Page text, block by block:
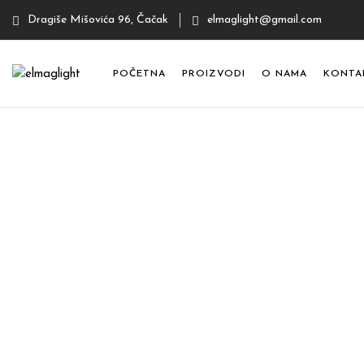
Dragiše Mišovića 96, Čačak elmaglight@gmail.com
POČETNA PROIZVODI O NAMA